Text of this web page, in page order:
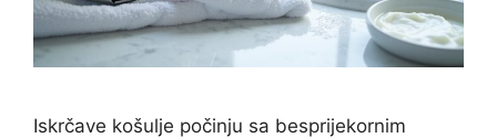
Iskrčave košulje počinju sa besprijekornim